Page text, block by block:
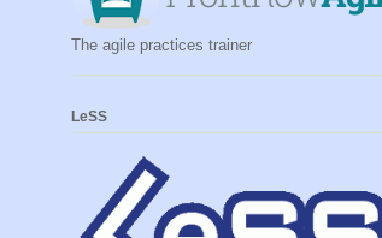
The agile practices trainer
LeSS